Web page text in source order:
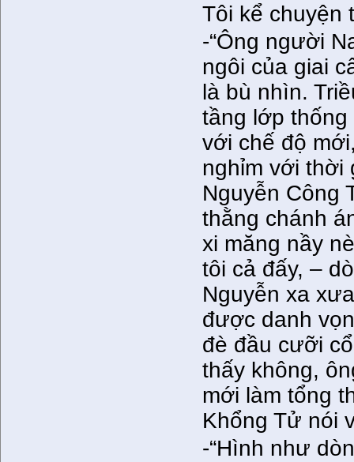
Tôi kể chuyện
-“Ông người
ngôi của giai
là bù nhìn.
tầng lớp thống
với chế độ
nghỉm với
Nguyễn Công
thằng chánh
xi măng nầy
tôi cả đấy, –
Nguyễn xa
được danh
đè đầu cưỡi
thấy không,
mới làm tổng
Khổng Tử nói
-“Hình như